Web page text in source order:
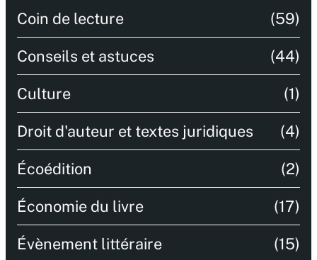
Coin de lecture (59)
Conseils et astuces (44)
Culture (1)
Droit d'auteur et textes juridiques (4)
Écoédition (2)
Économie du livre (17)
Évènement littéraire (15)